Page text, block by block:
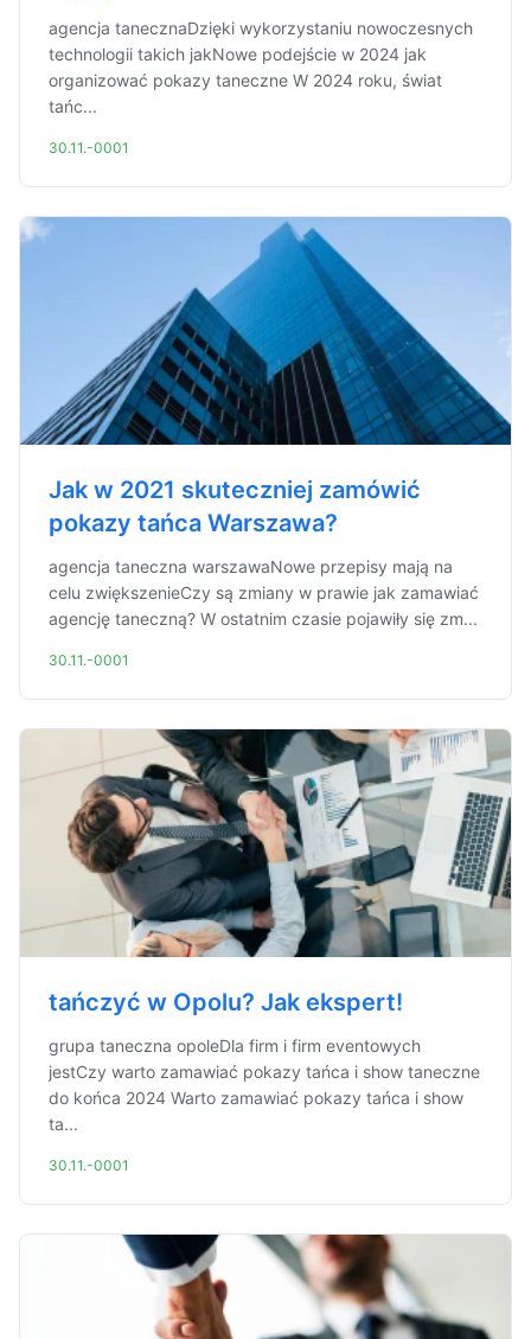
agencja tanecznaDzięki wykorzystaniu nowoczesnych
technologii takich jakNowe podejście w 2024 jak
organizować pokazy taneczne W 2024 roku, świat
tańc...
30.11.-0001
Jak w 2021 skuteczniej zamówić
pokazy tańca Warszawa?
agencja taneczna warszawaNowe przepisy mają na
celu zwiększenieCzy są zmiany w prawie jak zamawiać
agencję taneczną? W ostatnim czasie pojawiły się zm...
30.11.-0001
tańczyć w Opolu? Jak ekspert!
grupa taneczna opoleDla firm i firm eventowych
jestCzy warto zamawiać pokazy tańca i show taneczne
do końca 2024 Warto zamawiać pokazy tańca i show
ta...
30.11.-0001